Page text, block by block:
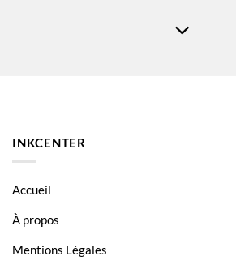
INKCENTER
Accueil
À propos
Mentions Légales